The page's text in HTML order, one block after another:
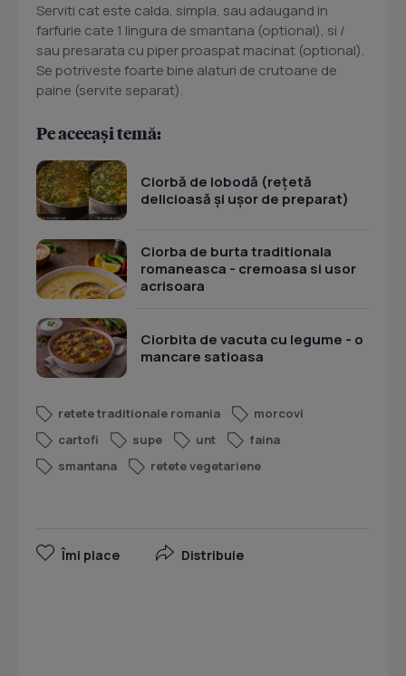
Serviti cat este calda, simpla, sau adaugand in
farfurie cate 1 lingura de smantana (optional), si /
sau presarata cu piper proaspat macinat (optional).
Se potriveste foarte bine alaturi de crutoane de
paine (servite separat).
Pe aceeași temă:
Ciorbă de lobodă (rețetă
delicioasă și ușor de preparat)
Ciorba de burta traditionala
romaneasca - cremoasa si usor
acrisoara
Ciorbita de vacuta cu legume - o
mancare satioasa
retete traditionale romania
morcovi
cartofi
supe unt
faina
smantana
retete vegetariene
Îmi place Distribuie